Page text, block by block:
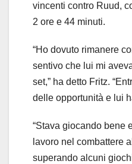
vincenti contro Ruud,
2 ore e 44 minuti.
“Ho dovuto rimanere
sentivo che lui mi
set,” ha detto Fritz.
delle opportunità e lui
“Stava giocando bene
lavoro nel combattere
superando alcuni